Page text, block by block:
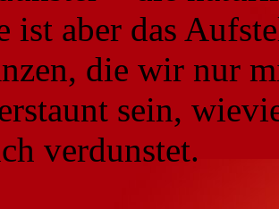
ist aber das
die wir nur
sein,
verdunstet.